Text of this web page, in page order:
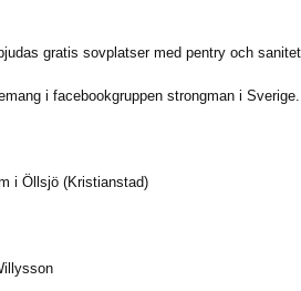
gratis sovplatser med pentry och
i facebookgruppen strongman i Sverige.
i Öllsjö (Kristianstad)